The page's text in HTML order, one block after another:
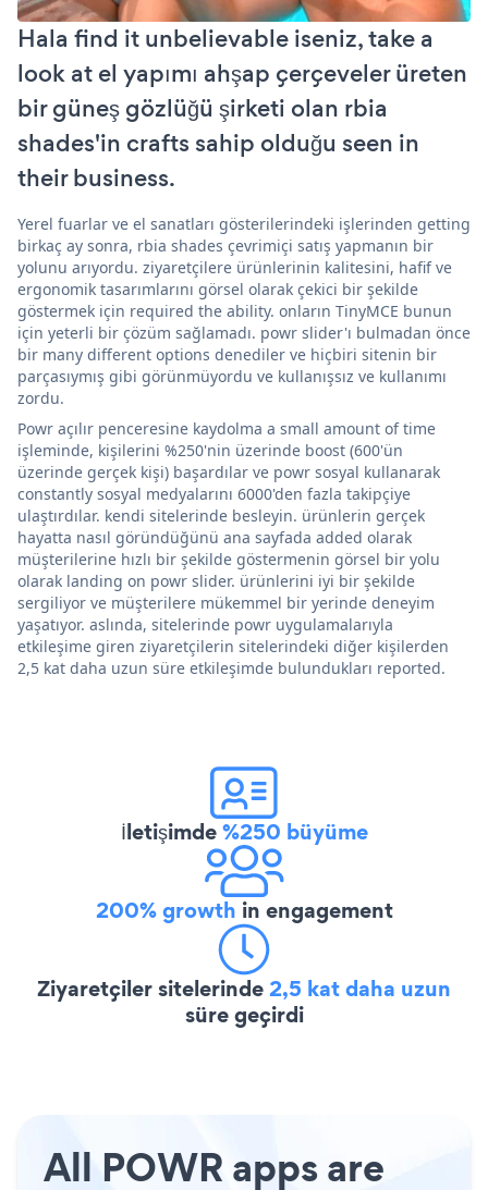
Hala find it unbelievable iseniz, take a
look at el yapımı ahşap çerçeveler üreten
bir güneş gözlüğü şirketi olan rbia
shades'in crafts sahip olduğu seen in
their business.
Yerel fuarlar ve el sanatları gösterilerindeki işlerinden getting
birkaç ay sonra, rbia shades çevrimiçi satış yapmanın bir
yolunu arıyordu. ziyaretçilere ürünlerinin kalitesini, hafif ve
ergonomik tasarımlarını görsel olarak çekici bir şekilde
göstermek için required the ability. onların TinyMCE bunun
için yeterli bir çözüm sağlamadı. powr slider'ı bulmadan önce
bir many different options denediler ve hiçbiri sitenin bir
parçasıymış gibi görünmüyordu ve kullanışsız ve kullanımı
zordu.
Powr açılır penceresine kaydolma a small amount of time
işleminde, kişilerini %250'nin üzerinde boost (600'ün
üzerinde gerçek kişi) başardılar ve powr sosyal kullanarak
constantly sosyal medyalarını 6000'den fazla takipçiye
ulaştırdılar. kendi sitelerinde besleyin. ürünlerin gerçek
hayatta nasıl göründüğünü ana sayfada added olarak
müşterilerine hızlı bir şekilde göstermenin görsel bir yolu
olarak landing on powr slider. ürünlerini iyi bir şekilde
sergiliyor ve müşterilere mükemmel bir yerinde deneyim
yaşatıyor. aslında, sitelerinde powr uygulamalarıyla
etkileşime giren ziyaretçilerin sitelerindeki diğer kişilerden
2,5 kat daha uzun süre etkileşimde bulundukları reported.
İletişimde%250 büyüme
200% growth in engagement
Ziyaretçiler sitelerinde2,5 kat daha uzun
süre geçirdi
All POWR apps are